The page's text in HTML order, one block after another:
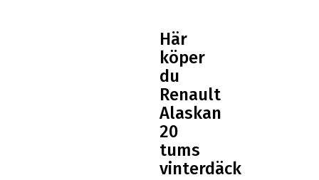
Här
köper
du
Renault
Alaskan
20
tums
vinterdäck